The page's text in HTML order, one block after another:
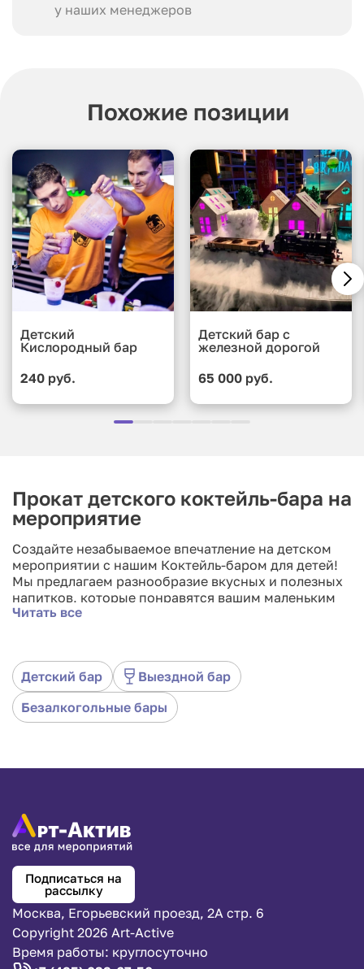
у наших менеджеров
Похожие позиции
Детский
Кислородный бар
240 руб.
Детский бар с
железной дорогой
65 000 руб.
Прокат детского коктейль-бара на
мероприятие
Создайте незабываемое впечатление на детском
мероприятии с нашим Коктейль-баром для детей!
Мы предлагаем разнообразие вкусных и полезных
напитков, которые понравятся вашим маленьким
гостям. Наши опытные бармены приготовят яркие
подходит для дней рождений, семейных вечеринок
и школьных мероприятий. С нами вы получите не
только вкусные напитки, но и профессиональное
обслуживание, которое сделает ваш праздник по-
настоящему особенным. Подарите детям
Читать все
Детский бар
Выездной бар
Безалкогольные бары
Подписаться на
рассылку
Москва, Егорьевский проезд, 2А стр. 6
Copyright 2026 Art-Active
Время работы: круглосуточно